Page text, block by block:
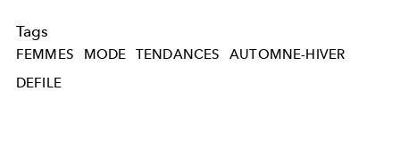
Tags
FEMMES MODE TENDANCES
AUTOMNE-HIVER
DEFILE